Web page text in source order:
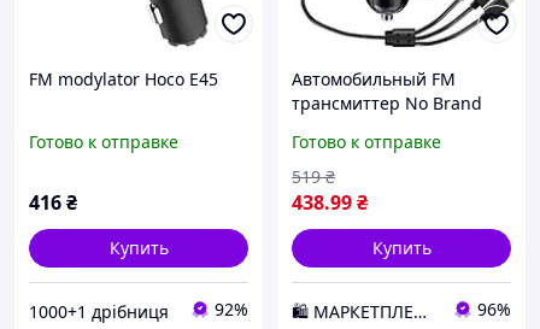
FM modylator Hoco E45
Готово к отправке
416₴
Купить
1000+1 дрібниця 92%
Автомобильный FM
трансмиттер No Brand
MP3 с LCD экраном и
зарядным кабелем 3в1
Original GSO 510-044
Готово к отправке
438.99₴
519 ₴
Купить
🛍️ МАРКЕТПЛЕЙС DMD 96%